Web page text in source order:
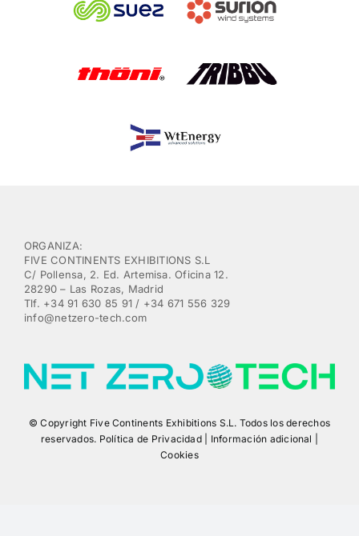
ORGANIZA:
FIVE CONTINENTS EXHIBITIONS S.L
C/ Pollensa, 2. Ed. Artemisa. Oficina 12.
28290 – Las Rozas, Madrid
Tlf. +34 91 630 85 91 / +34 671 556 329
info@netzero-tech.com
© Copyright Five Continents Exhibitions S.L. Todos los derechos
reservados. Política de Privacidad | Información adicional |
Cookies